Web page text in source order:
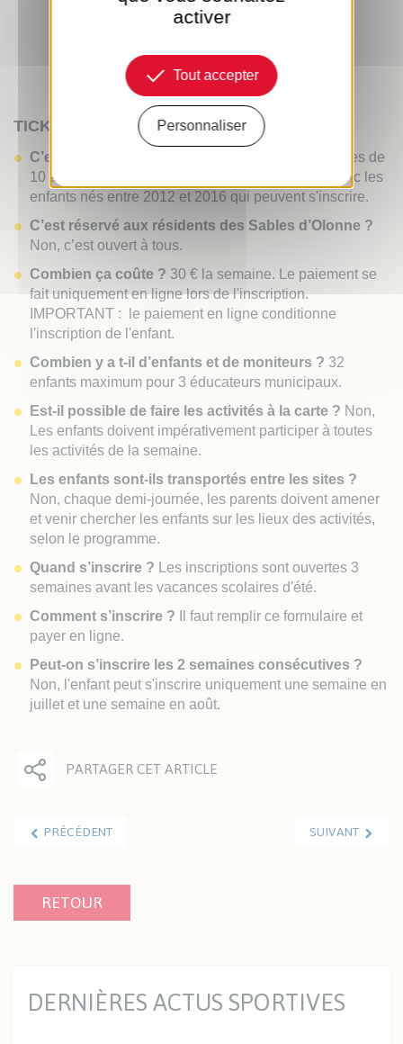
TICKET SPORT
C’est pour qui ?
Ticket Sport est réservé aux jeunes de
10 à 14 ans, garçons et filles. En 2026, ce sont donc les
enfants nés entre 2012 et 2016 qui peuvent s'inscrire.
C’est réservé aux résidents des Sables d’Olonne ?
Non, c’est ouvert à tous.
Combien ça coûte ? 30 € la semaine. Le paiement se
fait uniquement en ligne lors de l'inscription.
IMPORTANT : le paiement en ligne conditionne
l'inscription de l'enfant.
Combien y a t-il d’enfants et de moniteurs ? 32
enfants maximum pour 3 éducateurs municipaux.
Est-il possible de faire les activités à la carte ? Non,
Les enfants doivent impérativement participer à toutes
les activités de la semaine.
Les enfants sont-ils transportés entre les sites ?
Non, chaque demi-journée, les parents doivent amener
et venir chercher les enfants sur les lieux des activités,
selon le programme.
Quand s’inscrire ? Les inscriptions sont ouvertes 3
semaines avant les vacances scolaires d'été.
Comment s’inscrire ? Il faut remplir ce formulaire et
payer en ligne.
Peut-on s’inscrire les 2 semaines consécutives ?
Non, l'enfant peut s'inscrire uniquement une semaine en
juillet et une semaine en août.
PARTAGER CET ARTICLE
PRÉCÉDENT SUIVANT
RETOUR
DERNIÈRES ACTUS SPORTIVES
activer
Tout accepter
Personnaliser